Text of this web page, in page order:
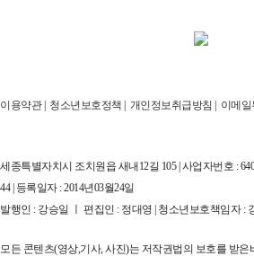
이용약관| 청소년보호정책 | 개인정보취급방침 | 이메
세종특별자치시 조치원읍 새내12길 105 | 사업자번호 :
44 | 등록일자 : 2014년03월24일
발행인 : 강승일 ㅣ 편집인 : 정대영 | 청소년보호책임자 :
모든 콘텐츠(영상,기사, 사진)는 저작권법의 보호를 받은